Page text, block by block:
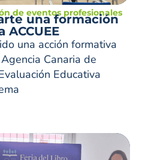
de eventos profesionales
una formación
ACCUEE
una acción formativa
Canaria de
Educativa